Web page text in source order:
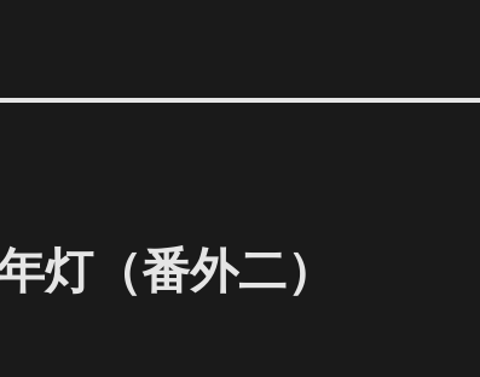
灯（番外二）